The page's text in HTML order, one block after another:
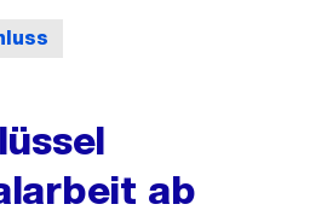
ab